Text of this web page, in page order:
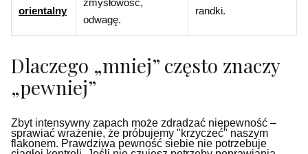
orientalny
zmysłowość,
odwagę.
randki.
Dlaczego „mniej” często znaczy
„pewniej”
Zbyt intensywny zapach może zdradzać niepewność –
sprawiać wrażenie, że próbujemy "krzyczeć" naszym
flakonem. Prawdziwa pewność siebie nie potrzebuje